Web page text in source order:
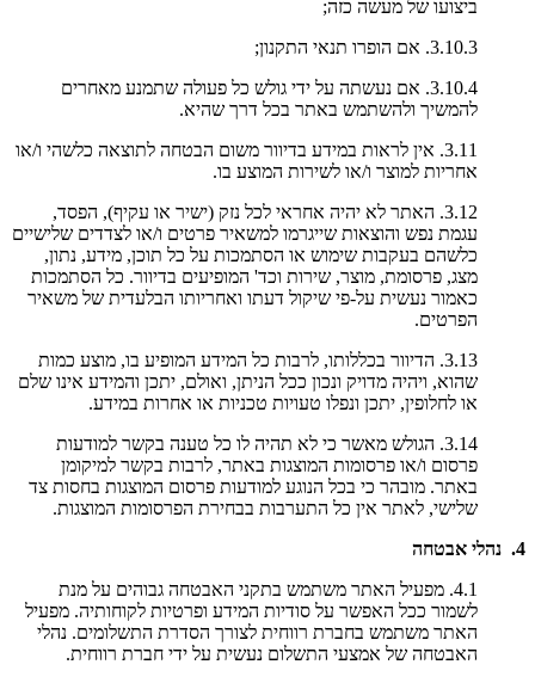
ביצועו של מעשה כזה;
3.10.3. אם הופרו תנאי התקנון;
3.10.4. אם נעשתה על ידי גולש כל פעולה שתמנע מאחרים
להמשיך ולהשתמש באתר בכל דרך שהיא.
3.11. אין לראות במידע בדיוור משום הבטחה לתוצאה כלשהי ו/או
אחריות למוצר ו/או לשירות המוצע בו.
3.12. האתר לא יהיה אחראי לכל נזק (ישיר או עקיף), הפסד,
עגמת נפש והוצאות שייגרמו למשאיר פרטים ו/או לצדדים שלישיים
כלשהם בעקבות שימוש או הסתמכות על כל תוכן, מידע, נתון,
מצג, פרסומת, מוצר, שירות וכד' המופיעים בדיוור. כל הסתמכות
כאמור נעשית על-פי שיקול דעתו ואחריותו הבלעדית של משאיר
הפרטים.
3.13. הדיוור בכללותו, לרבות כל המידע המופיע בו, מוצע כמות
שהוא, ויהיה מדויק ונכון ככל הניתן, ואולם, יתכן והמידע אינו שלם
או לחלופין, יתכן ונפלו טעויות טכניות או אחרות במידע.
3.14. הגולש מאשר כי לא תהיה לו כל טענה בקשר למודעות
פרסום ו/או פרסומות המוצגות באתר, לרבות בקשר למיקומן
באתר. מובהר כי בכל הנוגע למודעות פרסום המוצגות בחסות צד
שלישי, לאתר אין כל התערבות בבחירת הפרסומות המוצגות.
4. נהלי אבטחה
4.1. מפעיל האתר משתמש בתקני האבטחה גבוהים על מנת
לשמור ככל האפשר על סודיות המידע ופרטיות לקוחותיה. מפעיל
האתר משתמש בחברת רווחית לצורך הסדרת התשלומים. נהלי
האבטחה של אמצעי התשלום נעשית על ידי חברת רווחית.